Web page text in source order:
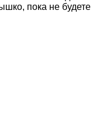
пока не будете